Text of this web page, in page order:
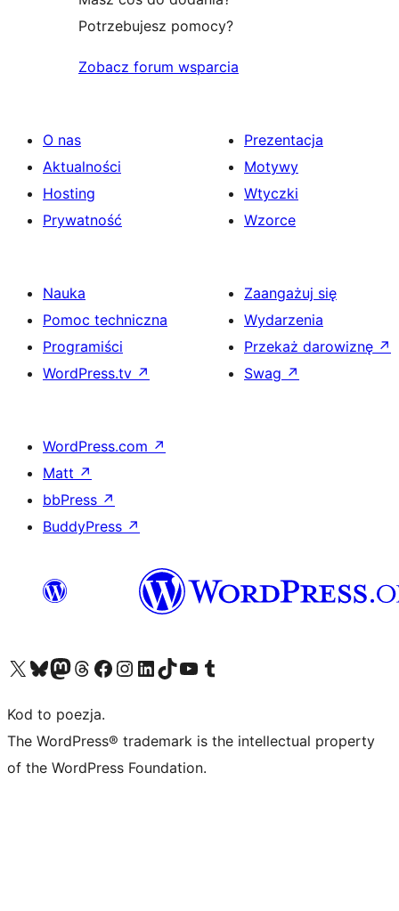
Potrzebujesz pomocy?
Zobacz forum wsparcia
O nas
Aktualności
Hosting
Prywatność
Prezentacja
Motywy
Wtyczki
Wzorce
Nauka
Pomoc techniczna
Programiści
WordPress.tv ↗
Zaangażuj się
Wydarzenia
Przekaż darowiznę ↗
Swag ↗
WordPress.com ↗
Matt ↗
bbPress ↗
BuddyPress ↗
Odwiedź nasze konto X (dawniej Twitter)
Odwiedź nasze konto Bluesky
Odwiedź nasze konto na Mastodoncie
Odwiedź naszego Threadsa
Odwiedź naszego Facebooka
Odwiedź nasze konto na Instagramie
Odwiedź nasze konto na LinkedIn
Odwiedź naszego TikToka
Odwiedź nasz kanał YouTube
Odwiedź naszego Tumblra
Kod to poezja.
The WordPress® trademark is the intellectual property
of the WordPress Foundation.